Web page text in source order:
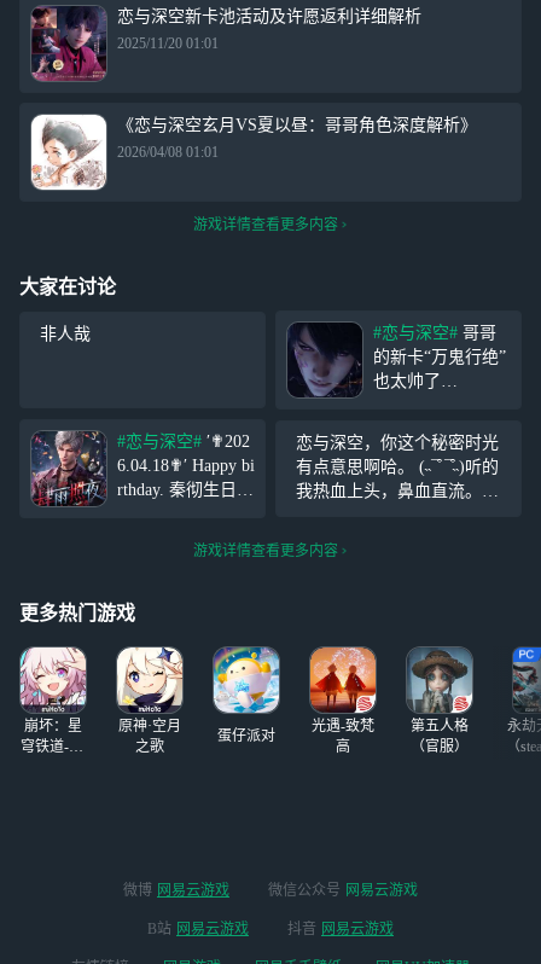
恋与深空新卡池活动及许愿返利详细解析
2025/11/20 01:01
《恋与深空玄月VS夏以昼：哥哥角色深度解析》
2026/04/08 01:01
游戏详情查看更多内容
大家在讨论
#恋与深空# 哥哥
的新卡“万鬼行绝”
也太帅了
♡哥哥唯美落泪，
心碎了。(つД`)
#恋与深空#
6.04.18✟′ Happy bi
rthday. 秦彻生日快
恋与深空，你这个秘密时光
有点意思啊哈。 (˵¯͒ ¯͒˵)听的
我热血上头，鼻血直流。我
游戏详情查看更多内容
更多热门游戏
崩坏：星
穹铁道-4.4
原神·空月
之歌
蛋仔派对
光遇-致梵
高
第五人格
（官服）
永劫
（
微博 网易云游戏 微信公众号 网易云游戏
B站 网易云游戏 抖音 网易云游戏